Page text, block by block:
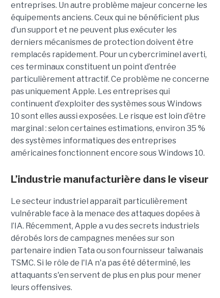
entreprises. Un autre problème majeur concerne les
équipements anciens. Ceux qui ne bénéficient plus
d’un support et ne peuvent plus exécuter les
derniers mécanismes de protection doivent être
remplacés rapidement. Pour un cybercriminel averti,
ces terminaux constituent un point d’entrée
particulièrement attractif. Ce problème ne concerne
pas uniquement Apple. Les entreprises qui
continuent d’exploiter des systèmes sous Windows
10 sont elles aussi exposées. Le risque est loin d’être
marginal : selon certaines estimations, environ 35 %
des systèmes informatiques des entreprises
américaines fonctionnent encore sous Windows 10.
L’industrie manufacturière dans le viseur
Le secteur industriel apparaît particulièrement
vulnérable face à la menace des attaques dopées à
l’IA. Récemment, Apple a vu des secrets industriels
dérobés lors de campagnes menées sur son
partenaire indien Tata ou son fournisseur taïwanais
TSMC. Si le rôle de l'IA n'a pas été déterminé, les
attaquants s'en servent de plus en plus pour mener
leurs offensives.